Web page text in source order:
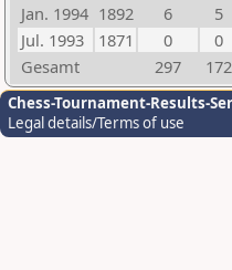
Jan. 1994 1892 6
5
Jul. 1993
1871 0
0
Gesamt
297 172
Chess-Tournament-Results-
Legal details/Terms of use